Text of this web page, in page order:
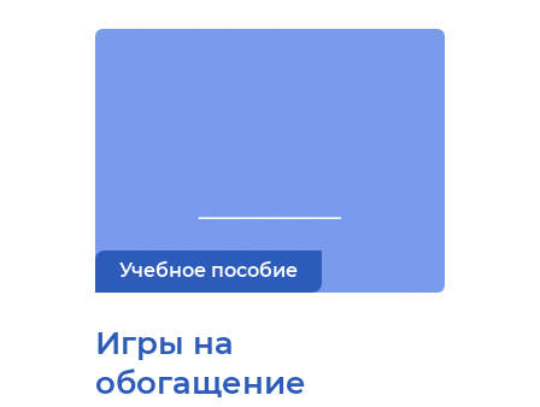
Учебное пособие
Игры на
обогащение